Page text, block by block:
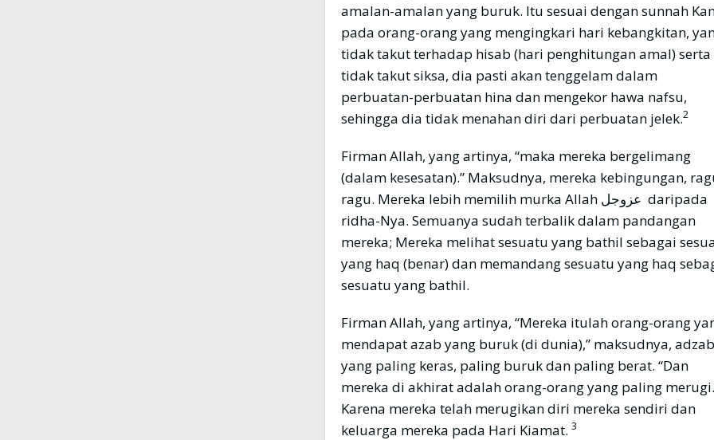
amalan-amalan yang buruk. Itu sesuai dengan sunnah
pada orang-orang yang mengingkari hari kebangkitan,
tidak takut terhadap hisab (hari penghitungan amal) serta
tidak takut siksa, dia pasti akan tenggelam dalam
perbuatan-perbuatan hina dan mengekor hawa nafsu,
sehingga dia tidak menahan diri dari perbuatan jelek.2
Firman Allah, yang artinya, “maka mereka bergelimang
(dalam kesesatan).” Maksudnya, mereka kebingungan,
ragu. Mereka lebih memilih murka Allah عزوجل daripada
ridha-Nya. Semuanya sudah terbalik dalam pandangan
mereka; Mereka melihat sesuatu yang bathil sebagai
yang haq (benar) dan memandang sesuatu yang haq
sesuatu yang bathil.
Firman Allah, yang artinya, “Mereka itulah orang-orang
mendapat azab yang buruk (di dunia),” maksudnya, adzab
yang paling keras, paling buruk dan paling berat. “Dan
mereka di akhirat adalah orang-orang yang paling
Karena mereka telah merugikan diri mereka sendiri dan
keluarga mereka pada Hari Kiamat. 3